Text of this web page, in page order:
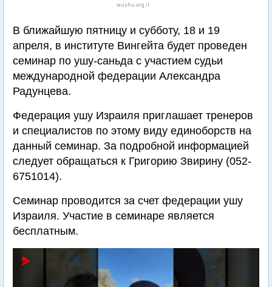
wushu.org.il
В ближайшую пятницу и субботу, 18 и 19
апреля, в институте Вингейта будет проведен
семинар по ушу-саньда с участием судьи
международной федерации Александра
Радунцева.
Федерация ушу Израиля приглашает тренеров
и специалистов по этому виду единоборств на
данный семинар. За подробной информацией
следует обращаться к Григорию Звирину (052-
6751014).
Семинар проводится за счет федерации ушу
Израиля. Участие в семинаре является
бесплатным.